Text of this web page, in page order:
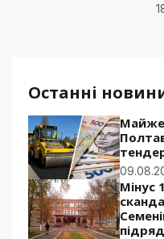
Останні
Майже
Мінус